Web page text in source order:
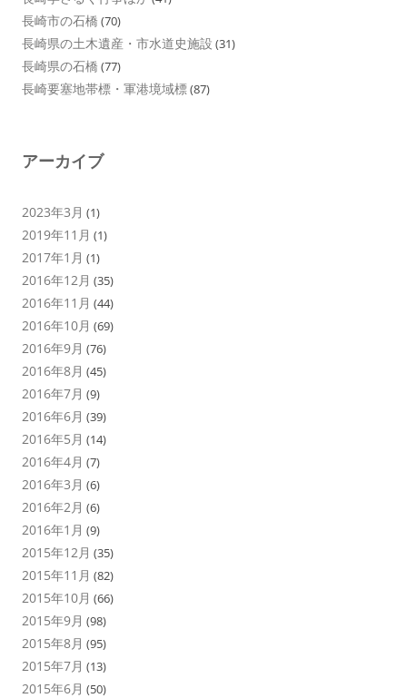
長崎市の石橋 (70)
長崎県の土木遺産・市水道史施設 (31)
長崎県の石橋 (77)
長崎要塞地帯標・軍港境域標(87)
アーカイブ
2023年3月 (1)
2019年11月 (1)
2017年1月 (1)
2016年12月 (35)
2016年11月 (44)
2016年10月 (69)
2016年9月 (76)
2016年8月 (45)
2016年7月 (9)
2016年6月 (39)
2016年5月 (14)
2016年4月 (7)
2016年3月 (6)
2016年2月 (6)
2016年1月 (9)
2015年12月 (35)
2015年11月 (82)
2015年10月 (66)
2015年9月 (98)
2015年8月 (95)
2015年7月 (13)
2015年6月 (50)